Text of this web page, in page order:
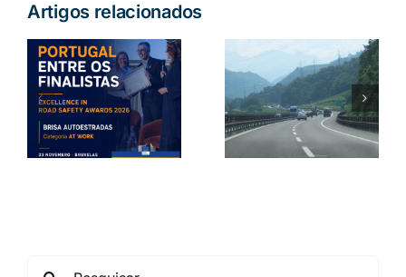
Artigos relacionados
Conduzir no
estrangeiro:
o que
precisa
saber
Crianças
esquecidas
no carro:
como evitar
uma